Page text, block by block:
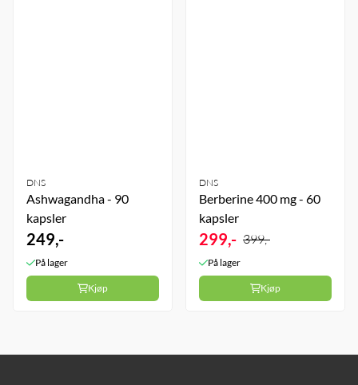
DNS
Ashwagandha - 90
kapsler
249,-
På lager
Kjøp
DNS
Berberine 400 mg - 60
kapsler
299,- 399,-
På lager
Kjøp